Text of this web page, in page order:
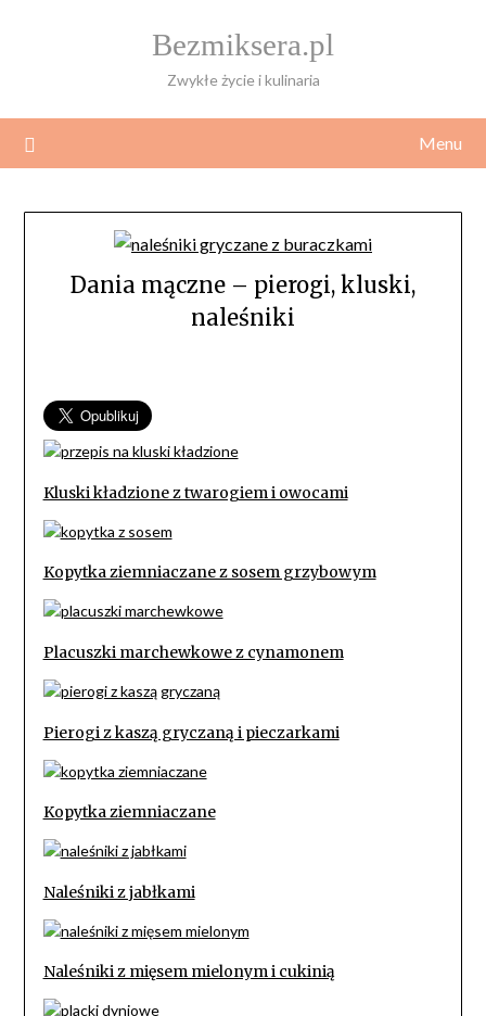
Bezmiksera.pl
Zwykłe życie i kulinaria
Menu
Dania mączne – pierogi, kluski,
naleśniki
Kluski kładzione z twarogiem i owocami
Kopytka ziemniaczane z sosem grzybowym
Placuszki marchewkowe z cynamonem
Pierogi z kaszą gryczaną i pieczarkami
Kopytka ziemniaczane
Naleśniki z jabłkami
Naleśniki z mięsem mielonym i cukinią